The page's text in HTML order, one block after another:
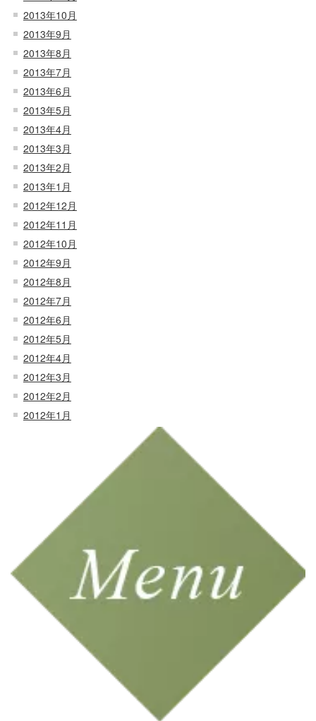
2013年10月
2013年9月
2013年8月
2013年7月
2013年6月
2013年5月
2013年4月
2013年3月
2013年2月
2013年1月
2012年12月
2012年11月
2012年10月
2012年9月
2012年8月
2012年7月
2012年6月
2012年5月
2012年4月
2012年3月
2012年2月
2012年1月